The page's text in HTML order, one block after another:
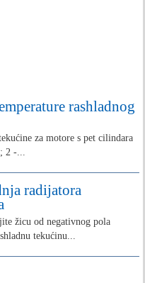
rashladnog
za motore s pet cilindara
2 -...
radijatora
žicu od negativnog pola
tekućinu...